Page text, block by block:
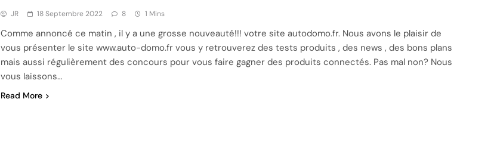
JR 18 Septembre 2022 8 1 Mins
Comme annoncé ce matin , il y a une grosse nouveauté!!! votre site autodomo.fr. Nous avons le plaisir de
vous présenter le site www.auto-domo.fr vous y retrouverez des tests produits , des news , des bons plans
mais aussi régulièrement des concours pour vous faire gagner des produits connectés. Pas mal non? Nous
vous laissons…
Read More